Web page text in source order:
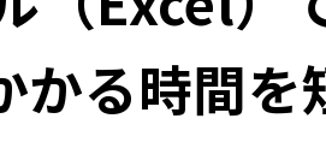
かる時間を